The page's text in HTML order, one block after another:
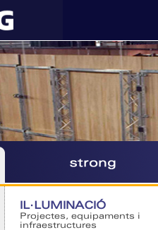
IL·LUMINACIÓ
Projectes, equipaments i
infraestructures